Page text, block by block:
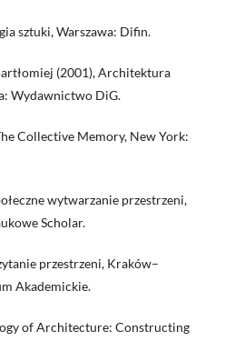
sztuki, Warszawa: Difin.
(2001), Architektura
Wydawnictwo DiG.
Collective Memory, New York:
wytwarzanie przestrzeni,
Scholar.
przestrzeni, Kraków–
Akademickie.
of Architecture: Constructing